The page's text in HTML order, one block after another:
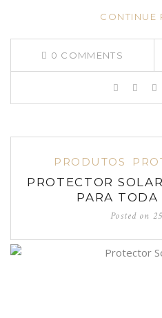
CONTINUE
0 COMMENTS
PRODUTOS
PROTECTOR
PARA
Posted on